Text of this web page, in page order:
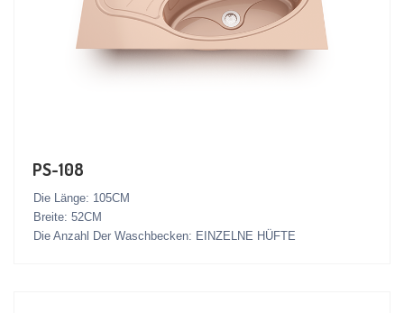
PS-108
Die Länge: 105CM
Breite: 52CM
Die Anzahl Der Waschbecken: EINZELNE HÜFTE